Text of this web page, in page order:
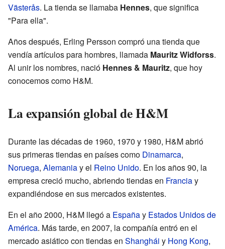
Västerås. La tienda se llamaba Hennes, que significa
"Para ella".
Años después, Erling Persson compró una tienda que
vendía artículos para hombres, llamada Mauritz Widforss.
Al unir los nombres, nació Hennes & Mauritz, que hoy
conocemos como H&M.
La expansión global de H&M
Durante las décadas de 1960, 1970 y 1980, H&M abrió
sus primeras tiendas en países como Dinamarca,
Noruega, Alemaniay el Reino Unido. En los años 90, la
empresa creció mucho, abriendo tiendas en Franciay
expandiéndose en sus mercados existentes.
En el año 2000, H&M llegó a Españay Estados Unidos de
América. Más tarde, en 2007, la compañía entró en el
mercado asiático con tiendas en Shanghái y Hong Kong,